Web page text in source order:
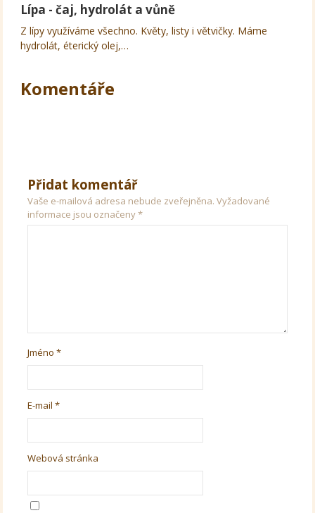
Lípa - čaj, hydrolát a vůně
Z lípy využíváme všechno. Květy, listy i větvičky. Máme
hydrolát, éterický olej,…
Komentáře
Přidat komentář
Vaše e-mailová adresa nebude zveřejněna. Vyžadované
informace jsou označeny*
Jméno*
E-mail*
Webová stránka